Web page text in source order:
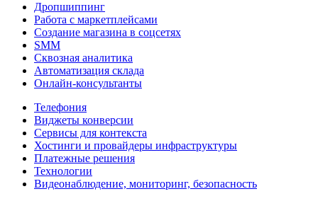
Дропшиппинг
Работа с маркетплейсами
Создание магазина в соцсетях
SMM
Сквозная аналитика
Автоматизация склада
Онлайн-консультанты
Телефония
Виджеты конверсии
Сервисы для контекста
Хостинги и провайдеры инфраструктуры
Платежные решения
Технологии
Видеонаблюдение, мониторинг, безопасность